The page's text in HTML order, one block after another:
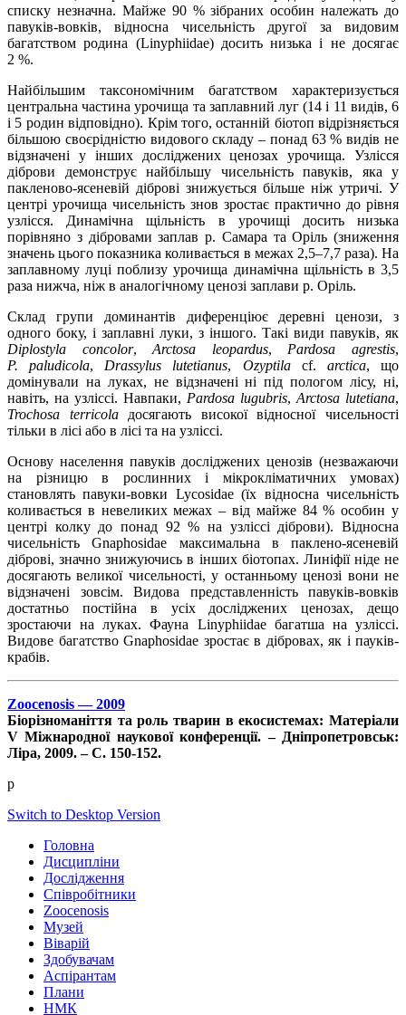
списку незначна. Майже 90 % зібраних особин належать до
павуків-вовків, відносна чисельність другої за видовим
багатством родина (Linyphiidae) досить низька і не досягає
2 %.
Найбільшим таксономічним багатством характеризується
центральна частина урочища та заплавний луг (14 і 11 видів, 6
і 5 родин відповідно). Крім того, останній біотоп відрізняється
більшою своєрідністю видового складу – понад 63 % видів не
відзначені у інших досліджених ценозах урочища. Узлісся
діброви демонструє найбільшу чисельність павуків, яка у
пакленово-ясеневій діброві знижується більше ніж утричі. У
центрі урочища чисельність знов зростає практично до рівня
узлісся. Динамічна щільність в урочищі досить низька
порівняно з дібровами заплав р. Самара та Оріль (зниження
значень цього показника коливається в межах 2,5–7,7 раза). На
заплавному луці поблизу урочища динамічна щільність в 3,5
раза нижча, ніж в аналогічному ценозі заплави р. Оріль.
Склад групи доминантів диференціює деревні ценози, з
одного боку, і заплавні луки, з іншого. Такі види павуків, як
Diplostyla concolor,Arctosa leopardus, Pardosa agrestis,
P.paludicola, Drassylus lutetianus, Ozyptila cf. arctica, що
домінували на луках, не відзначені ні під пологом лісу, ні,
навіть, на узліссі. Навпаки, Pardosa lugubris, Arctosa lutetiana,
Trochosa terricolaдосягають високої відносної чисельності
тільки в лісі або в лісі та на узліссі.
Основу населення павуків досліджених ценозів (незважаючи
на різницю в рослинних і мікрокліматичних умовах)
становлять павуки-вовки Lycosidae (їх відносна чисельність
коливається в невеликих межах – від майже 84 % особин у
центрі колку до понад 92 % на узліссі діброви). Відносна
чисельність Gnaphosidae максимальна в паклено-ясеневій
діброві, значно знижуючись в інших біотопах. Линіфії ніде не
досягають великої чисельності, у останньому ценозі вони не
відзначені зовсім. Видова представленність павуків-вовків
достатньо постійна в усіх досліджених ценозах, дещо
зростаючи на луках. Фауна Linyphiidae багатша на узліссі.
Видове багатство Gnaphosidae зростає в дібровах, як і пауків-
крабів.
Zoocenosis — 2009
Біорізноманіття та роль тварин в екосистемах: Матеріали
V Міжнародної наукової конференції. – Дніпропетровськ:
Ліра, 2009. – С. 150-152.
p
Switch to Desktop Version
Головна
Дисципліни
Дослідження
Співробітники
Zoocenosis
Музей
Віварій
Здобувачам
Аспірантам
Плани
НМК